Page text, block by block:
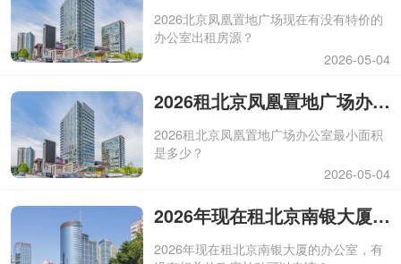
2026北京凤凰置地广场现在有没有特价的
办公室出租房源？
2026-05-04
2026租北京凤凰置地广场办公室最小面积是多少？
2026租北京凤凰置地广场办公室最小面积
是多少？
2026-05-04
2026年现在租北京南银大厦的办公室，有没有相关的政府补贴可以申请？
2026年现在租北京南银大厦的办公室，有